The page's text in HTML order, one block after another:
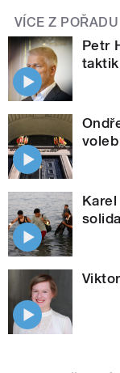
VÍCE Z POŘADU
Petr